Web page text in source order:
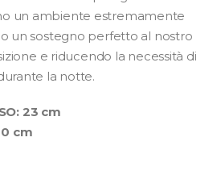
un ambiente estremamente
un sostegno perfetto al nostro
e riducendo la necessità di
la notte.
23 cm
cm